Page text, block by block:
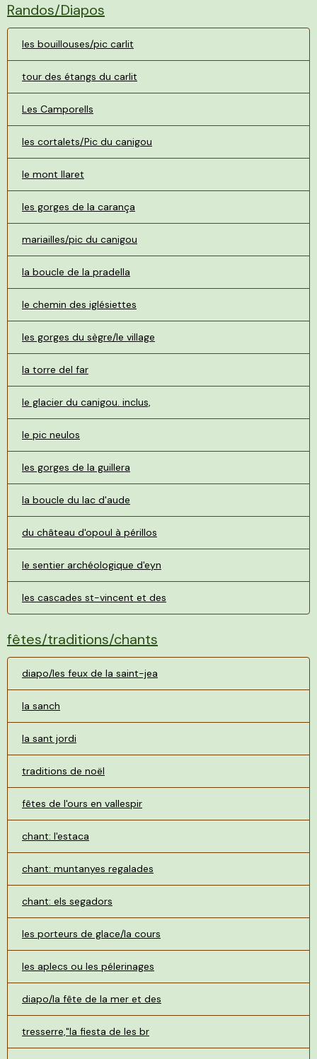
Randos/Diapos
les bouillouses/pic carlit
tour des étangs du carlit
Les Camporells
les cortalets/Pic du canigou
le mont llaret
les gorges de la carança
mariailles/pic du canigou
la boucle de la pradella
le chemin des iglésiettes
les gorges du sègre/le village
la torre del far
le glacier du canigou. inclus,
le pic neulos
les gorges de la guillera
la boucle du lac d'aude
du château d'opoul à périllos
le sentier archéologique d'eyn
les cascades st-vincent et des
fêtes/traditions/chants
diapo/les feux de la saint-jea
la sanch
la sant jordi
traditions de noël
fêtes de l'ours en vallespir
chant: l'estaca
chant: muntanyes regalades
chant: els segadors
les porteurs de glace/la cours
les aplecs ou les pélerinages
diapo/la fête de la mer et des
tresserre,"la fiesta de les br